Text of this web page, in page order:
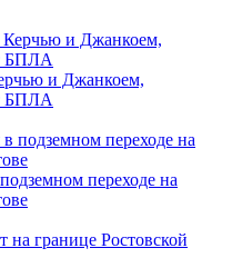
и Джанкоем,
БПЛА
переходе на